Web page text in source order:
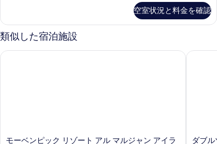
べ
て
の
写
Private
Pool,
Garden
Club
空室状況と料金を確認
類似した宿泊施設
モ
モーベンピック リゾート アル マルジャン アイラ
モーベンピック リゾート アル マルジャン アイランド
ダ
ダブ
ダブル